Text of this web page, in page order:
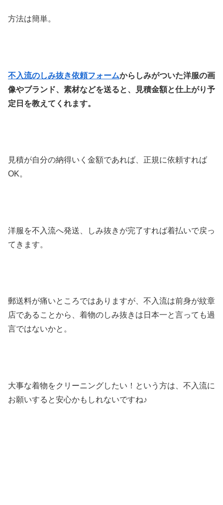
方法は簡単。
不入流のしみ抜き依頼フォームからしみがついた洋服の画
像やブランド、素材などを送ると、見積金額と仕上がり予
定日を教えてくれます。
見積が自分の納得いく金額であれば、正規に依頼すれば
OK。
洋服を不入流へ発送、しみ抜きが完了すれば着払いで戻っ
てきます。
郵送料が痛いところではありますが、不入流は前身が紋章
店であることから、着物のしみ抜きは日本一と言っても過
言ではないかと。
大事な着物をクリーニングしたい！という方は、不入流に
お願いすると安心かもしれないですね♪